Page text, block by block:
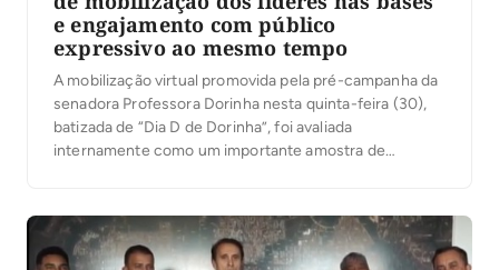
e engajamento com público
expressivo ao mesmo tempo
A mobilização virtual promovida pela pré-campanha da
senadora Professora Dorinha nesta quinta-feira (30),
batizada de “Dia D de Dorinha”, foi avaliada
internamente como um importante amostra de
marcada para o próximo dia 5 de agosto. Conforme
apurou a Gazeta junto […]